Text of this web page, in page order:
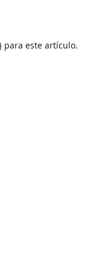
para este artículo.